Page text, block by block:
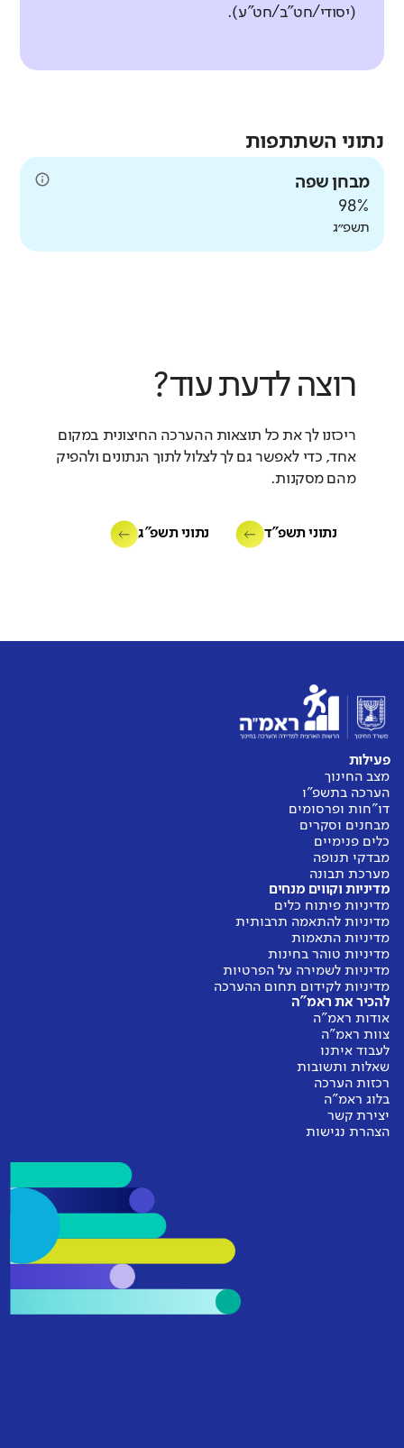
(יסודי/חט"ב/חט"ע).
נתוני השתתפות
מבחן שפה
98%
תשפ״ג
רוצה לדעת עוד?
ריכזנו לך את כל תוצאות ההערכה החיצונית במקום
אחד, כדי לאפשר גם לך לצלול לתוך הנתונים ולהפיק
מהם מסקנות.
נתוני תשפ"ד נתוני תשפ"ג
פעילות
מצב החינוך
הערכה בתשפ"ו
דו"חות ופרסומים
מבחנים וסקרים
כלים פנימיים
מבדקי תנופה
מערכת תבונה
מדיניות וקווים מנחים
מדיניות פיתוח כלים
מדיניות להתאמה תרבותית
מדיניות התאמות
מדיניות טוהר בחינות
מדיניות לשמירה על הפרטיות
מדיניות לקידום תחום ההערכה
להכיר את ראמ"ה
אודות ראמ"ה
צוות ראמ"ה
לעבוד איתנו
שאלות ותשובות
רכזות הערכה
בלוג ראמ"ה
יצירת קשר
הצהרת נגישות